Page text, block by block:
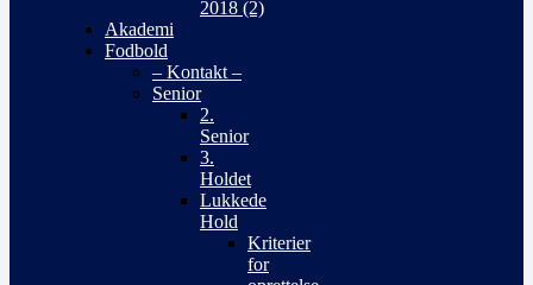
2018 (2)
Akademi
Fodbold
– Kontakt –
Senior
2.
Senior
3.
Holdet
Lukkede
Hold
Kriterier
for